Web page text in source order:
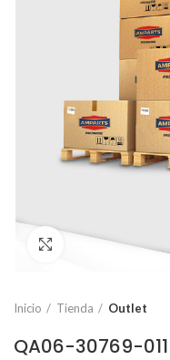
Click to enlarge
Inicio Tienda Outlet
QA06-30769-011